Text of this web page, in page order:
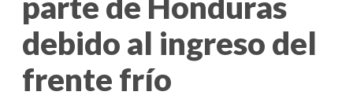
debido al ingreso del
frente frío